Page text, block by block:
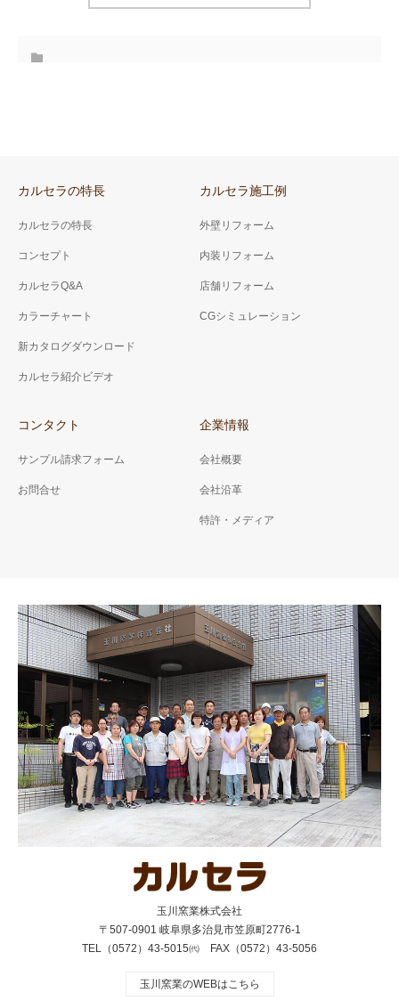
カルセラの特長
カルセラの特長
コンセプト
カルセラQ&A
カラーチャート
新カタログダウンロード
カルセラ紹介ビデオ
カルセラ施工例
外壁リフォーム
内装リフォーム
店舗リフォーム
CGシミュレーション
コンタクト
サンプル請求フォーム
お問合せ
企業情報
会社概要
会社沿革
特許・メディア
玉川窯業株式会社
〒507-0901 岐阜県多治見市笠原町2776-1
TEL（0572）43-5015㈹ FAX（0572）43-5056
玉川窯業のWEBはこちら